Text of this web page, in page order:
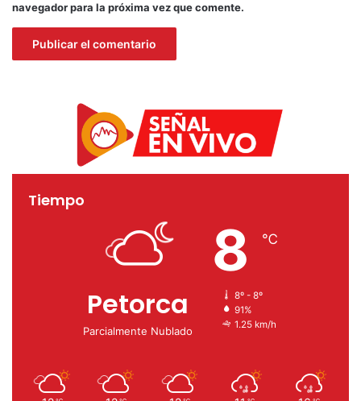
navegador para la próxima vez que comente.
Tiempo
Petorca
Parcialmente Nublado
8 ℃
8º - 8º
91%
1.25 km/h